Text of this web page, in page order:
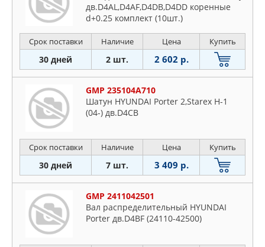
дв.D4AL,D4AF,D4DB,D4DD коренные
d+0.25 комплект (10шт.)
Срок поставки Наличие Цена Купить
30 дней 2 шт. 2 602 р.
GMP 235104A710
Шатун HYUNDAI Porter 2,Starex H-1
(04-) дв.D4CB
Срок поставки Наличие Цена Купить
30 дней 7 шт. 3 409 р.
GMP 2411042501
Вал распределительный HYUNDAI
Porter дв.D4BF (24110-42500)